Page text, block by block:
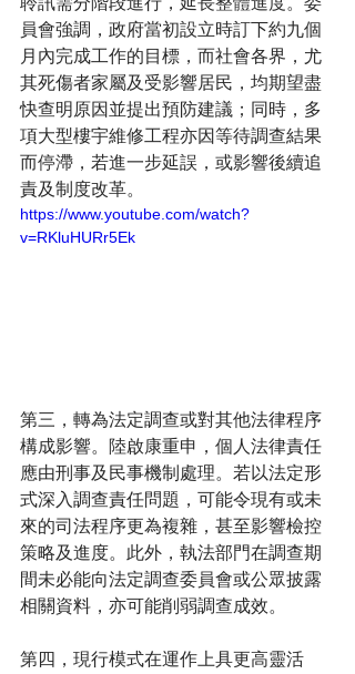
員會強調，政府當初設立時訂下約九個
月內完成工作的目標，而社會各界，尤
其死傷者家屬及受影響居民，均期望盡
快查明原因並提出預防建議；同時，多
項大型樓宇維修工程亦因等待調查結果
而停滯，若進一步延誤，或影響後續追
責及制度改革。
https://www.youtube.com/watch?
v=RKluHURr5Ek
第三，轉為法定調查或對其他法律程序
構成影響。陸啟康重申，個人法律責任
應由刑事及民事機制處理。若以法定形
式深入調查責任問題，可能令現有或未
來的司法程序更為複雜，甚至影響檢控
策略及進度。此外，執法部門在調查期
間未必能向法定調查委員會或公眾披露
相關資料，亦可能削弱調查成效。
第四，現行模式在運作上具更高靈活